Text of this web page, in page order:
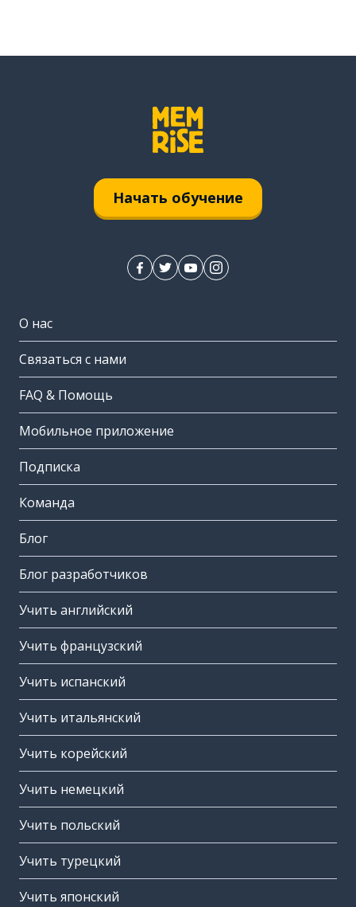
Начать обучение
О нас
Связаться с нами
FAQ & Помощь
Мобильное приложение
Подписка
Команда
Блог
Блог разработчиков
Учить английский
Учить французский
Учить испанский
Учить итальянский
Учить корейский
Учить немецкий
Учить польский
Учить турецкий
Учить японский